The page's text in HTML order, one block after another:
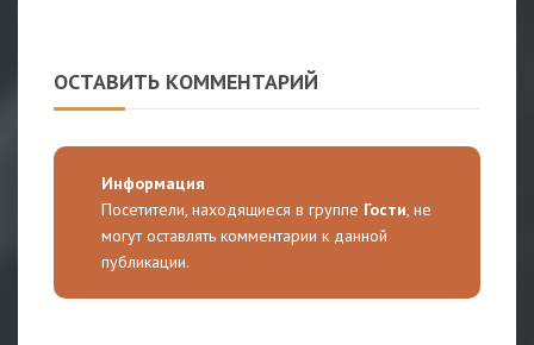
ОСТАВИТЬ КОММЕНТАРИЙ
Информация
Посетители, находящиеся в группе Гости, не
могут оставлять комментарии к данной
публикации.